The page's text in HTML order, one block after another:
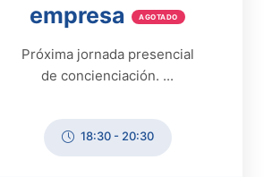
empresa
AGOTADO
Próxima jornada presencial
de concienciación. ...
18:30- 20:30